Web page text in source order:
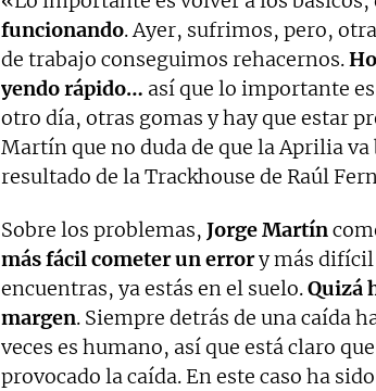
funcionando. Ayer, sufrimos, pero,
de trabajo conseguimos rehacernos.
yendo rápido… así que lo importante
otro día, otras gomas y hay que estar
Martín que no duda de que la Aprilia
resultado de la Trackhouse de Raúl
Sobre los problemas, Jorge Martín
más fácil cometer un errory más difícil
encuentras, ya estás en el suelo.Quizá
margen. Siempre detrás de una caída
veces es humano, así que está claro
provocado la caída. En este caso ha